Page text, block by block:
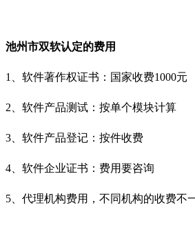
池州市双软认定的费用
1 、软件著作权证书：国家收费1000元
2 、软件产品测试：按单个模块计算
3 、软件产品登记：按件收费
4 、软件企业证书：费用要咨询
5 、代理机构费用，不同机构的收费